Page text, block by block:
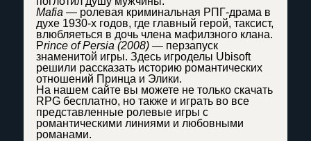
Mafia — ролевая криминальная РПГ-драма в
духе 1930-х годов, где главный герой, таксист,
влюбляеться в дочь члена мафилзного клана.
Prince of Persia (2008) — перзапуск
знаменитой игры. Здесь игроделы Ubisoft
решили рассказать историю романтических
отношений Принца и Элики.
На нашем сайте вы можете не только скачать
RPG бесплатно, но также и играть во все
представленные ролевые игры с
романтическими линиями и любовными
романами.